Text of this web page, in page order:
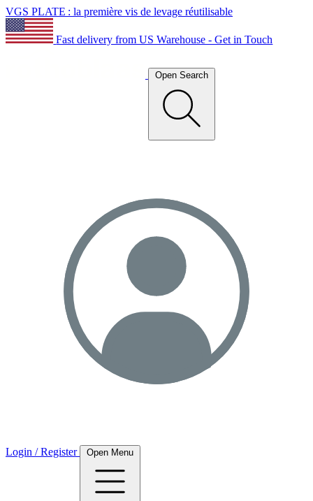
VGS PLATE : la première vis de levage réutilisable
Fast delivery from US Warehouse - Get in Touch
Open Search
Login / Register Open Menu